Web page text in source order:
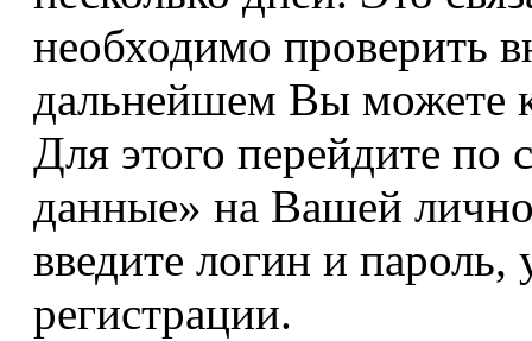
необходимо проверить
дальнейшем Вы можете
Для этого перейдите по
данные» на Вашей
введите логин и
регистрации.